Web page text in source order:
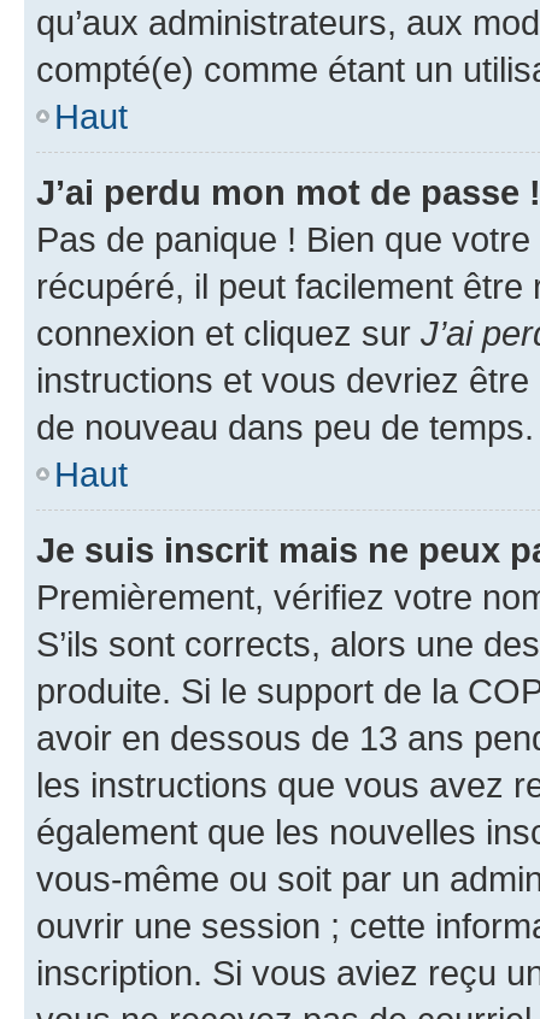
qu’aux administrateurs, aux
compté(e) comme étant un
Haut
J’ai perdu mon mot de passe !
Pas de panique ! Bien que
récupéré, il peut facilement
connexion et cliquez sur J’ai
instructions et vous devriez
de nouveau dans peu de temps.
Haut
Je suis inscrit mais ne peux
Premièrement, vérifiez votre
S’ils sont corrects, alors une
produite. Si le support de la
avoir en dessous de 13 ans
les instructions que vous avez
également que les nouvelles
vous-même ou soit par un
ouvrir une session ; cette
inscription. Si vous aviez reçu